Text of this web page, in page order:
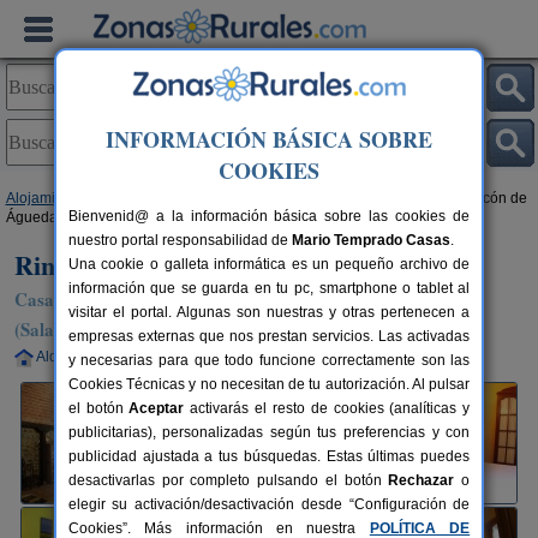
Alojamientos
> Rincón de
Águeda
Rincón de Águeda
Casa Rural en Águeda del Caudillo / Ciudad Rodrigo
(Salamanca)
Alquiler completo 7+1 plazas 98 km de Salamanca
INFORMACIÓN BÁSICA SOBRE
COOKIES
Bienvenid@ a la información básica sobre las cookies de
nuestro portal responsabilidad de Mario Temprado Casas.
Una cookie o galleta informática es un pequeño archivo de
información que se guarda en tu pc, smartphone o tablet al
visitar el portal. Algunas son nuestras y otras pertenecen a
empresas externas que nos prestan servicios. Las activadas
y necesarias para que todo funcione correctamente son las
Cookies Técnicas y no necesitan de tu autorización. Al pulsar
el botónAceptar activarás el resto de cookies (analíticas y
publicitarias), personalizadas según tus preferencias y con
publicidad ajustada a tus búsquedas. Estas últimas puedes
desactivarlas por completo pulsando el botón Rechazar o
elegir su activación/desactivación desde “Configuración de
Cookies”. Más información en nuestra
POLÍTICA DE